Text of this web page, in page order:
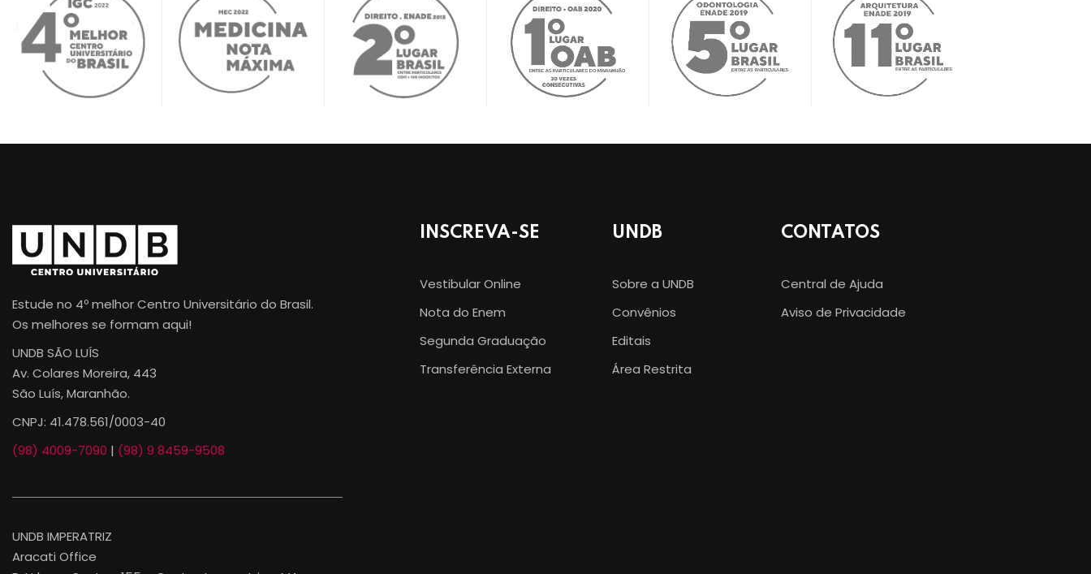
Estude no 4º melhor Centro Universitário do Brasil.
Os melhores se formam aqui!
UNDB SÃO LUÍS
Av. Colares Moreira, 443
São Luís, Maranhão.
CNPJ: 41.478.561/0003-40
(98) 4009-7090 | (98) 9 8459-9508
UNDB IMPERATRIZ
Aracati Office
INSCREVA-SE
Vestibular Online
Nota do Enem
Segunda Graduação
Transferência Externa
UNDB
Sobre a UNDB
Convênios
Editais
Área Restrita
CONTATOS
Central de Ajuda
Aviso de Privacidade